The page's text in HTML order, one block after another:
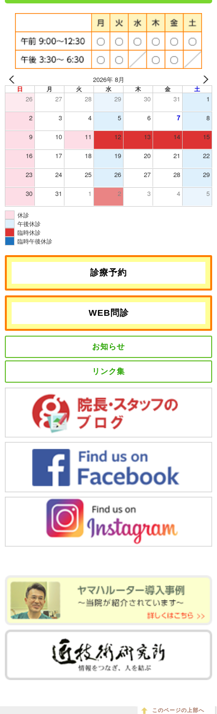
2026年 8月
日 月 火 水 木 金 土
26 27 28 29 30 31 1
2 3 4 5 6 7 8
9 10 11 12 13 14 15
16 17 18 19 20 21 22
23 24 25 26 27 28 29
30 31 1 2 3 4 5
休診
午後休診
臨時休診
臨時午後休診
診療予約
WEB問診
お知らせ
リンク集
このページの上部へ